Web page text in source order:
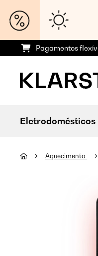
Pagamentos
Eletrodomésticos
Aquecimento